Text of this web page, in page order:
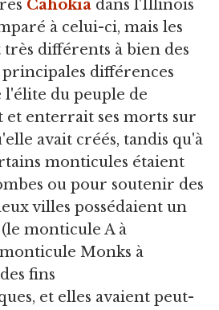
Cahokia dans l'Illinois
à celui-ci, mais les
très différents à bien des
principales différences
l'élite du peuple de
enterrait ses morts sur
avait créés, tandis qu'à
monticules étaient
ou pour soutenir des
villes possédaient un
monticule A à
Monks à
fins
et elles avaient peut-